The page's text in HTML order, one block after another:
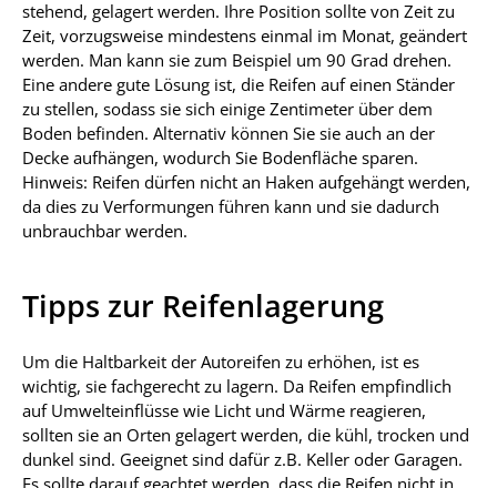
stehend, gelagert werden. Ihre Position sollte von Zeit zu
Zeit, vorzugsweise mindestens einmal im Monat, geändert
werden. Man kann sie zum Beispiel um 90 Grad drehen.
Eine andere gute Lösung ist, die Reifen auf einen Ständer
zu stellen, sodass sie sich einige Zentimeter über dem
Boden befinden. Alternativ können Sie sie auch an der
Decke aufhängen, wodurch Sie Bodenfläche sparen.
Hinweis: Reifen dürfen nicht an Haken aufgehängt werden,
da dies zu Verformungen führen kann und sie dadurch
unbrauchbar werden.
Tipps zur Reifenlagerung
Um die Haltbarkeit der Autoreifen zu erhöhen, ist es
wichtig, sie fachgerecht zu lagern. Da Reifen empfindlich
auf Umwelteinflüsse wie Licht und Wärme reagieren,
sollten sie an Orten gelagert werden, die kühl, trocken und
dunkel sind. Geeignet sind dafür z.B. Keller oder Garagen.